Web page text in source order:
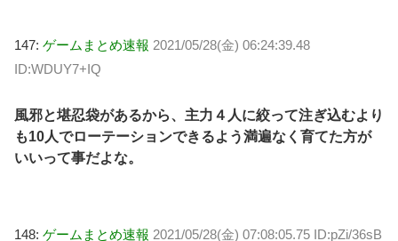
147: ゲームまとめ速報 2021/05/28(金) 06:24:39.48
ID:WDUY7+IQ
風邪と堪忍袋があるから、主力４人に絞って注ぎ込むより
も10人でローテーションできるよう満遍なく育てた方が
いいって事だよな。
148: ゲームまとめ速報 2021/05/28(金) 07:08:05.75 ID:pZi/36sB